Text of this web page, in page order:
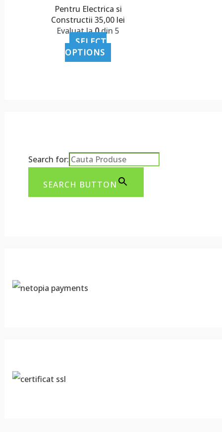
Search for:
SEARCH BUTTON
Pentru Electrica si
Constructii35,00 lei
Evaluat la0din 5
SELECT
OPTIONS